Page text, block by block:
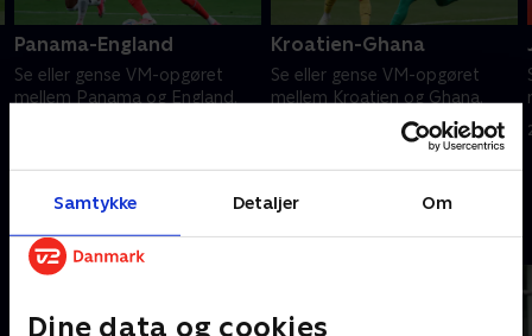
Samtykke Detaljer Om
Dine data og cookies
Panama-England
Se eller gense VM-opgøret
mellem Panama og England.
Kroatien-Ghana
Se eller gense VM-opgøret
mellem Kroatien og Ghana.
27. juni 2026 • 123 min
Andre så også